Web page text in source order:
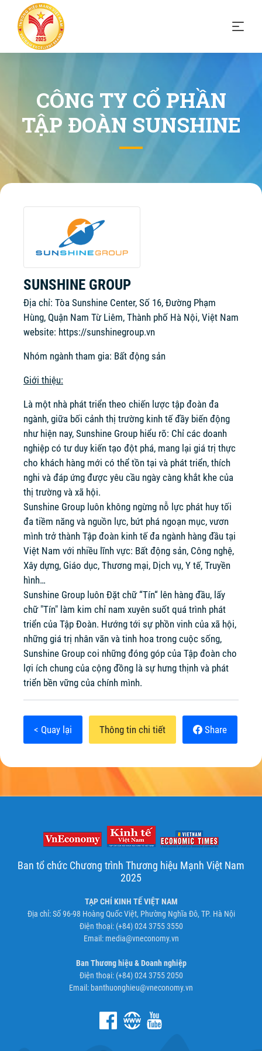
CÔNG TY CỔ PHẦN
TẬP ĐOÀN SUNSHINE
SUNSHINE GROUP
Địa chỉ: Tòa Sunshine Center, Số 16, Đường Phạm
Hùng, Quận Nam Từ Liêm, Thành phố Hà Nội, Việt Nam
website: https://sunshinegroup.vn
Nhóm ngành tham gia: Bất động sản
Giới thiệu:
Là một nhà phát triển theo chiến lược tập đoàn đa
ngành, giữa bối cảnh thị trường kinh tế đầy biến động
như hiện nay, Sunshine Group hiểu rõ: Chỉ các doanh
nghiệp có tư duy kiến tạo đột phá, mang lại giá trị thực
cho khách hàng mới có thể tồn tại và phát triển, thích
nghi và đáp ứng được yêu cầu ngày càng khắt khe của
thị trường và xã hội.
Sunshine Group luôn không ngừng nỗ lực phát huy tối
đa tiềm năng và nguồn lực, bứt phá ngoạn mục, vươn
mình trở thành Tập đoàn kinh tế đa ngành hàng đầu tại
Việt Nam với nhiều lĩnh vực: Bất động sản, Công nghệ,
Xây dựng, Giáo dục, Thương mại, Dịch vụ, Y tế, Truyền
hình…
Sunshine Group luôn Đặt chữ “Tín“ lên hàng đầu, lấy
chữ "Tín" làm kim chỉ nam xuyên suốt quá trình phát
triển của Tập Đoàn. Hướng tới sự phồn vinh của xã hội,
những giá trị nhân văn và tinh hoa trong cuộc sống,
Sunshine Group coi những đóng góp của Tập đoàn cho
lợi ích chung của cộng đồng là sự hưng thịnh và phát
triển bền vững của chính mình.
< Quay lại Thông tin chi tiết Share
Ban tổ chức Chương trình Thương hiệu Mạnh Việt Nam
2025
TẠP CHÍ KINH TẾ VIỆT NAM
Địa chỉ: Số 96-98 Hoàng Quốc Việt, Phường Nghĩa Đô, TP. Hà Nội
Điện thoại: (+84) 024 3755 3550
Email: media@vneconomy.vn
Ban Thương hiệu & Doanh nghiệp
Điện thoại: (+84) 024 3755 2050
Email: banthuonghieu@vneconomy.vn